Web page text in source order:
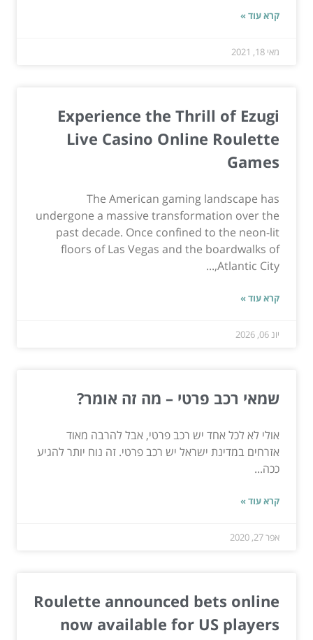
קרא עוד »
מאי 18, 2021
Experience the Thrill of Ezugi
Live Casino Online Roulette
Games
The American gaming landscape has
undergone a massive transformation over the
past decade. Once confined to the neon-lit
floors of Las Vegas and the boardwalks of
Atlantic City,...
קרא עוד »
יונ 06, 2026
שמאי רכב פרטי – מה זה אומר?
אולי לא לכל אחד יש רכב פרטי, אבל להרבה מאוד
אזרחים במדינת ישראל יש רכב פרטי. זה נוח יותר להגיע
ככה...
קרא עוד »
אפר 27, 2020
Roulette announced bets online
now available for US players